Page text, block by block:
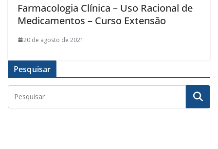
Farmacologia Clínica – Uso Racional de
Medicamentos – Curso Extensão
20 de agosto de 2021
Pesquisar